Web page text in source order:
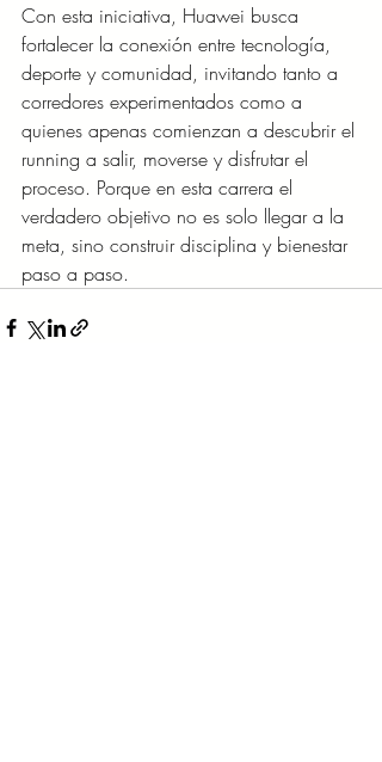
Con esta iniciativa, Huawei busca
fortalecer la conexión entre tecnología,
deporte y comunidad, invitando tanto a
corredores experimentados como a
quienes apenas comienzan a descubrir el
running a salir, moverse y disfrutar el
proceso. Porque en esta carrera el
verdadero objetivo no es solo llegar a la
meta, sino construir disciplina y bienestar
paso a paso.